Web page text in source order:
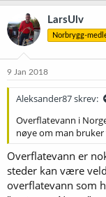
LarsUlv
Norbrygg-
9 Jan 2018
Aleksander87 skrev:
Overflatevann i
nøye om man
Overflatevann er
steder kan være
overflatevann som